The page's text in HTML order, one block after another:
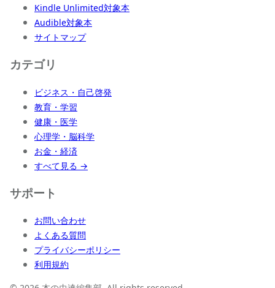
Kindle Unlimited対象本
Audible対象本
サイトマップ
カテゴリ
ビジネス・自己啓発
教育・学習
健康・医学
心理学・脳科学
お金・経済
すべて見る →
サポート
お問い合わせ
よくある質問
プライバシーポリシー
利用規約